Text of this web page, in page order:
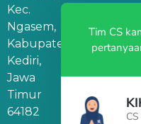
Kec.
Ngasem,
Kabupaten
Kediri,
Jawa
Timur
64182
Tim CS
CS